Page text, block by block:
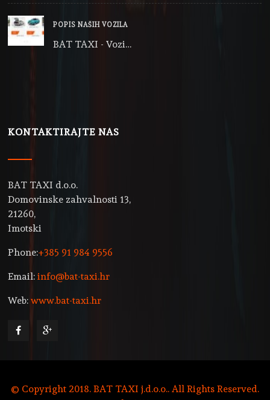
POPIS NAŠIH VOZILA
BAT TAXI - Vozi…
KONTAKTIRAJTE NAS
BAT TAXI d.o.o.
Domovinske zahvalnosti 13,
21260,
Imotski
Phone:+385 91 984 9556
Email:info@bat-taxi.hr
Web:www.bat-taxi.hr
© Copyright 2018. BAT TAXI j.d.o.o.. All Rights Reserved.